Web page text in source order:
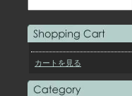
カートを見る